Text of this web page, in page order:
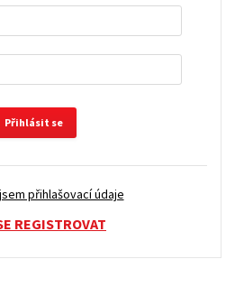
Přihlásit se
přihlašovací údaje
REGISTROVAT